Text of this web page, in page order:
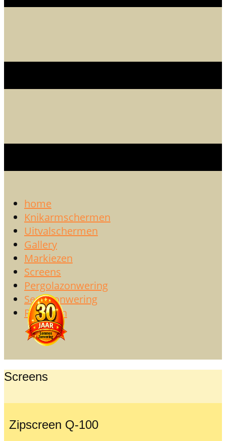
home
Knikarmschermen
Uitvalschermen
Gallery
Markiezen
Screens
Pergolazonwering
Serrezonwering
Rolluiken
Screens
Zipscreen Q-100